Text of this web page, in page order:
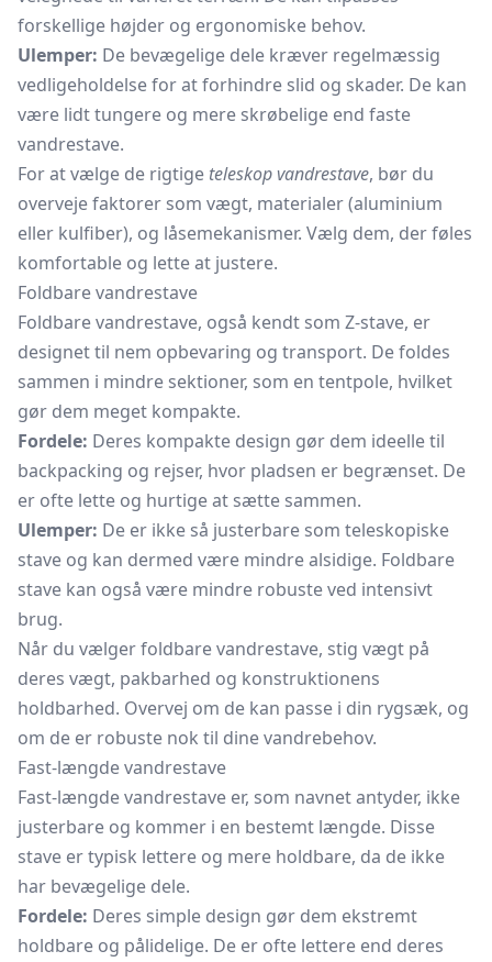
forskellige højder og ergonomiske behov.
Ulemper: De bevægelige dele kræver regelmæssig
vedligeholdelse for at forhindre slid og skader. De kan
være lidt tungere og mere skrøbelige end faste
vandrestave.
For at vælge de rigtige teleskop vandrestave, bør du
overveje faktorer som vægt, materialer (aluminium
eller kulfiber), og låsemekanismer. Vælg dem, der føles
komfortable og lette at justere.
Foldbare vandrestave
Foldbare vandrestave, også kendt som Z-stave, er
designet til nem opbevaring og transport. De foldes
sammen i mindre sektioner, som en tentpole, hvilket
gør dem meget kompakte.
Fordele: Deres kompakte design gør dem ideelle til
backpacking og rejser, hvor pladsen er begrænset. De
er ofte lette og hurtige at sætte sammen.
Ulemper: De er ikke så justerbare som teleskopiske
stave og kan dermed være mindre alsidige. Foldbare
stave kan også være mindre robuste ved intensivt
brug.
Når du vælger foldbare vandrestave, stig vægt på
deres vægt, pakbarhed og konstruktionens
holdbarhed. Overvej om de kan passe i din rygsæk, og
om de er robuste nok til dine vandrebehov.
Fast-længde vandrestave
Fast-længde vandrestave er, som navnet antyder, ikke
justerbare og kommer i en bestemt længde. Disse
stave er typisk lettere og mere holdbare, da de ikke
har bevægelige dele.
Fordele: Deres simple design gør dem ekstremt
holdbare og pålidelige. De er ofte lettere end deres